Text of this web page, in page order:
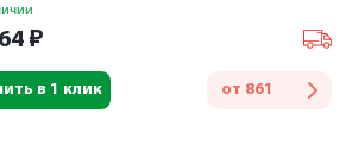
₽
от 861
в 1 клик